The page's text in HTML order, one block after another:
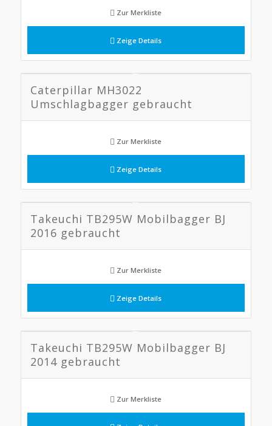
Zur Merkliste
Zeige Details
Caterpillar MH3022
Umschlagbagger gebraucht
Zur Merkliste
Zeige Details
Takeuchi TB295W Mobilbagger BJ
2016 gebraucht
Zur Merkliste
Zeige Details
Takeuchi TB295W Mobilbagger BJ
2014 gebraucht
Zur Merkliste